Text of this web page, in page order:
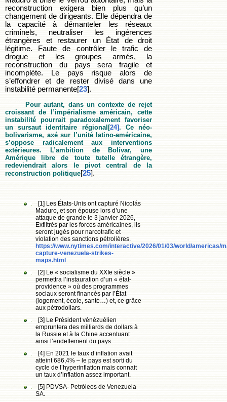
reconstruction exigera bien plus qu’un
changement de dirigeants. Elle dépendra de
la capacité à démanteler les réseaux
criminels, neutraliser les ingérences
étrangères et restaurer un État de droit
légitime. Faute de contrôler le trafic de
drogue et les groupes armés, la
reconstruction du pays sera fragile et
incomplète. Le pays risque alors de
s’effondrer et de rester divisé dans une
instabilité permanente[23].
Pour autant, dans un contexte de rejet
croissant de l’impérialisme américain, cette
instabilité pourrait paradoxalement favoriser
un sursaut identitaire régional[24]. Ce néo-
bolivarisme, axé sur l’unité latino-américaine,
s’oppose radicalement aux interventions
extérieures. L’ambition de Bolívar, une
Amérique libre de toute tutelle étrangère,
redeviendrait alors le pivot central de la
reconstruction politique[25].
[1] Les États-Unis ont capturé Nicolás
Maduro, et son épouse lors d’une
attaque de grande le 3 janvier 2026,
Exfiltrés par les forces américaines, ils
seront jugés pour narcotrafic et
violation des sanctions pétrolières.
https://www.nytimes.com/interactive/2026/01/03/world/americas/
capture-venezuela-strikes-
maps.html
[2] Le « socialisme du XXIe siècle »
permettra l’instauration d’un « état-
providence » où des programmes
sociaux seront financés par l’État
(logement, école, santé…) et, ce grâce
aux pétrodollars.
[3] Le Président vénézuélien
empruntera des milliards de dollars à
la Russie et à la Chine accentuant
ainsi l’endettement du pays.
[4] En 2021 le taux d’inflation avait
atteint 686,4% – le pays est sorti du
cycle de l’hyperinflation mais connait
un taux d’inflation assez important.
[5] PDVSA- Petróleos de Venezuela
SA.